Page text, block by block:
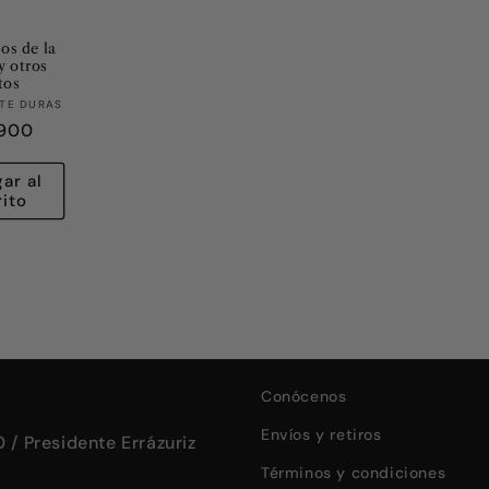
de la
otros
DURAS
al
/ Presidente Errázuriz
Conócenos
Envíos y retiros
Términos y condiciones